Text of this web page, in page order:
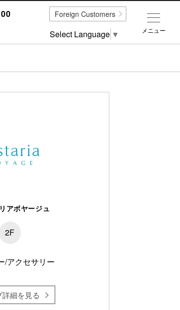
アボヤージュ
2F
/アクセサリー
詳細を見る
メニュー
Foreign Customers
Select Language ▼